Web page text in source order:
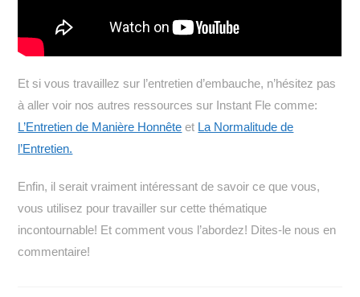
Et si vous travaillez sur l’entretien d’embauche, n’hésitez pas
à aller voir nos autres ressources sur Instant Fle comme:
L’Entretien de Manière Honnête et La Normalitude de
l’Entretien.
Enfin, il serait vraiment intéressant de savoir ce que vous,
vous utilisez pour travailler sur cette thématique
incontournable! Et comment vous l’abordez! Dites-le nous en
commentaire!